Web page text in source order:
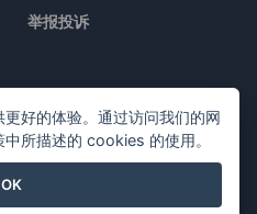
举报投诉
好的体验。通过访问我们的网
所描述的 cookies 的使用。
OK